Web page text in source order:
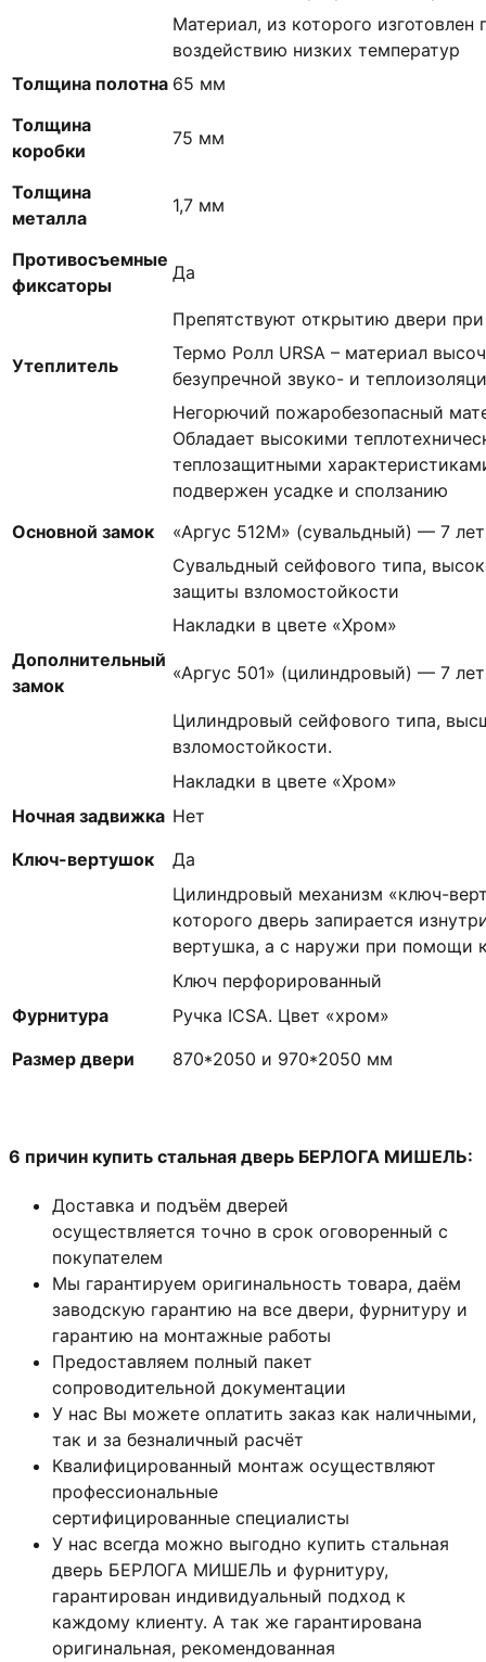
Материал, из которого изготовлен
воздействию низких температур
Толщина полотна 65 мм
Толщина
коробки
75 мм
Толщина
металла
1,7 мм
Противосъемные
фиксаторы
Да
Препятствуют открытию двери
Утеплитель
Термо Ролл URSA – материал
безупречной звуко- и
Негорючий пожаробезопасный
Обладает высокими
теплозащитными
подвержен усадке и сползанию
Основной замок
«Аргус 512М» (сувальдный) — 7
Сувальдный сейфового типа,
защиты взломостойкости
Накладки в цвете «Хром»
Дополнительный
замок
«Аргус 501» (цилиндровый) — 7
Цилиндровый сейфового типа,
взломостойкости.
Накладки в цвете «Хром»
Ночная задвижка Нет
Ключ-вертушок
Да
Цилиндровый механизм «ключ-
которого дверь запирается
вертушка, а с наружи при помощи
Ключ перфорированный
Фурнитура
Ручка ICSA. Цвет «хром»
Размер двери
870*2050 и 970*2050 мм
6 причин купить стальная дверь БЕРЛОГА МИШЕЛЬ:
Доставка и подъём дверей
осуществляется точно в срок оговоренный с
покупателем
Мы гарантируем оригинальность товара, даём
заводскую гарантию на все двери, фурнитуру и
гарантию на монтажные работы
Предоставляем полный пакет
сопроводительной документации
У нас Вы можете оплатить заказ как наличными,
так и за безналичный расчёт
Квалифицированный монтаж осуществляют
профессиональные
сертифицированные специалисты
У нас всегда можно выгодно купить стальная
дверь БЕРЛОГА МИШЕЛЬ и фурнитуру,
гарантирован индивидуальный подход к
каждому клиенту. А так же гарантирована
оригинальная, рекомендованная